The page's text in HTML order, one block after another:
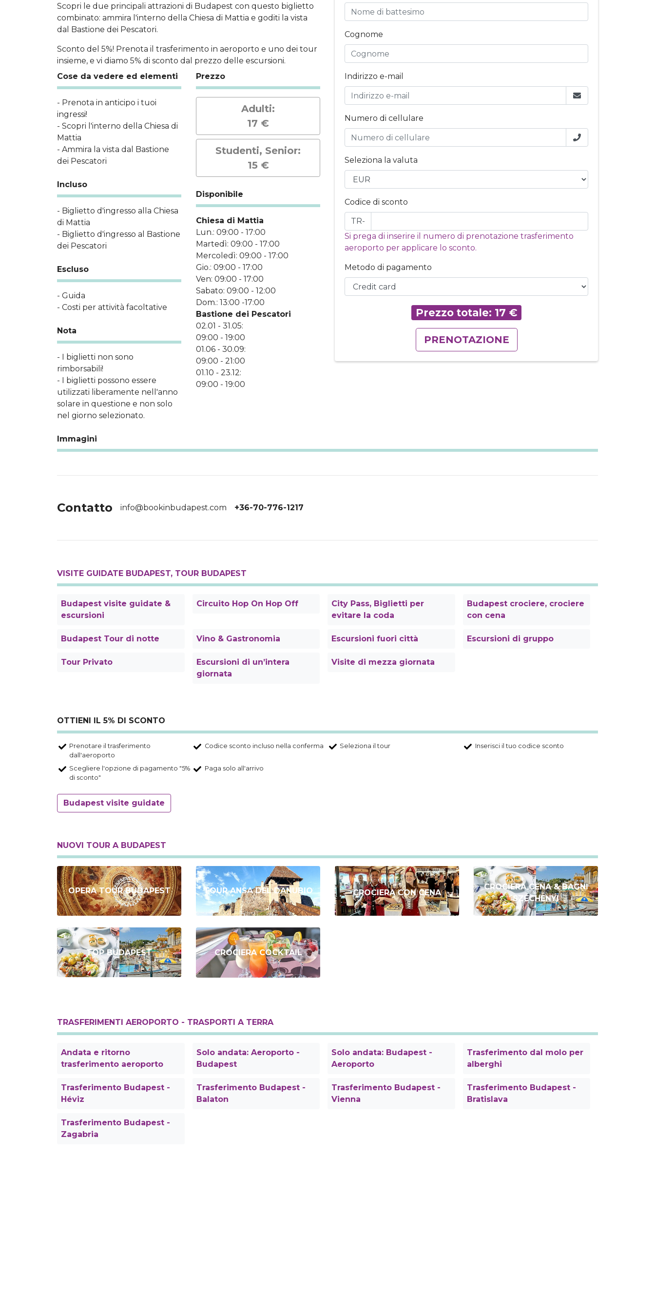
Scopri le due principali attrazioni di Budapest con questo biglietto
combinato: ammira l'interno della Chiesa di Mattia e goditi la vista
dal Bastione dei Pescatori.
Sconto del 5%! Prenota il trasferimento in aeroporto e uno dei tour
insieme, e vi diamo 5% di sconto dal prezzo delle escursioni.
Cose da vedere ed elementi
- Prenota in anticipo i tuoi
ingressi!
- Scopri l'interno della Chiesa di
Mattia
- Ammira la vista dal Bastione
dei Pescatori
Incluso
- Biglietto d'ingresso alla Chiesa
di Mattia
- Biglietto d'ingresso al Bastione
dei Pescatori
Escluso
- Guida
- Costi per attività facoltative
Nota
- I biglietti non sono
rimborsabili!
- I biglietti possono essere
utilizzati liberamente nell'anno
solare in questione e non solo
nel giorno selezionato.
Prezzo
Adulti:
17 €
Studenti, Senior:
15 €
Disponibile
Chiesa di Mattia
Lun.: 09:00 - 17:00
Martedì: 09:00 - 17:00
Mercoledì: 09:00 - 17:00
Gio.: 09:00 - 17:00
Ven: 09:00 - 17:00
Sabato: 09:00 - 12:00
Dom.: 13:00 -17:00
Bastione dei Pescatori
02.01 - 31.05:
09:00 - 19:00
01.06 - 30.09:
09:00 - 21:00
01.10 - 23.12:
09:00 - 19:00
Cognome
Indirizzo e-mail
Numero di cellulare
Seleziona la valuta
Codice di sconto
TR-
Si prega di inserire il numero di prenotazione trasferimento
aeroporto per applicare lo sconto.
Metodo di pagamento
Prezzo totale: 17 €
PRENOTAZIONE
Immagini
Contatto info@bookinbudapest.com +36-70-776-1217
VISITE GUIDATE BUDAPEST, TOUR BUDAPEST
Budapest visite guidate &
escursioni
Circuito Hop On Hop Off
City Pass, Biglietti per
evitare la coda
Budapest crociere, crociere
con cena
Budapest Tour di notte Vino & Gastronomia Escursioni fuori città Escursioni di gruppo
Tour Privato
Escursioni di un’intera
giornata
Visite di mezza giornata
OTTIENI IL 5% DI SCONTO
Prenotare il trasferimento
dall'aeroporto
Codice sconto incluso nella conferma Seleziona il tour Inserisci il tuo codice sconto
Scegliere l'opzione di pagamento "5%
di sconto"
Paga solo all'arrivo
Budapest visite guidate
NUOVI TOUR A BUDAPEST
OPERA TOUR BUDAPEST TOUR ANSA DEL DANUBIO CROCIERA CON CENA
CROCIERA CENA & BAGNI
SZÉCHENYI
TOP BUDAPEST CROCIERA COCKTAIL
TRASFERIMENTI AEROPORTO - TRASPORTI A TERRA
Andata e ritorno
trasferimento aeroporto
Solo andata: Aeroporto -
Budapest
Solo andata: Budapest -
Aeroporto
Trasferimento dal molo per
alberghi
Trasferimento Budapest -
Héviz
Trasferimento Budapest -
Balaton
Trasferimento Budapest -
Vienna
Trasferimento Budapest -
Bratislava
Trasferimento Budapest -
Zagabria